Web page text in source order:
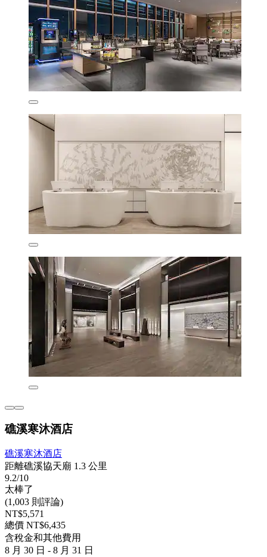
礁溪寒沐酒店
礁溪寒沐酒店
距離礁溪協天廟 1.3 公里
9.2/10
太棒了
(1,003 則評論)
NT$5,571
總價 NT$6,435
含稅金和其他費用
8 月 30 日 - 8 月 31 日